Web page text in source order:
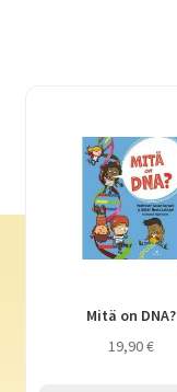
Mitä on DNA?
19,90€